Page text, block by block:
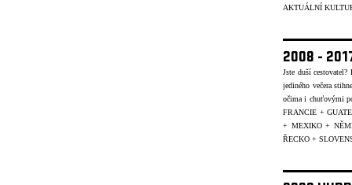
AKTUÁLNÍ
2008 -
Jste duší cestovatel?
jediného večera
očima i chuťovými
FRANCIE +
+ MEXIKO +
ŘECKO +